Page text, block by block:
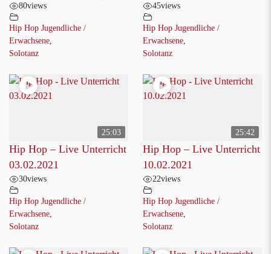
80views
Hip Hop Jugendliche /
Erwachsene,
Solotanz
45views
Hip Hop Jugendliche /
Erwachsene,
Solotanz
25:03
Hip Hop – Live Unterricht
03.02.2021
30views
Hip Hop Jugendliche /
Erwachsene
Solotanz
25:42
Hip Hop – Live Unterricht
10.02.2021
22views
Hip Hop Jugendliche /
Erwachsene
Solotanz